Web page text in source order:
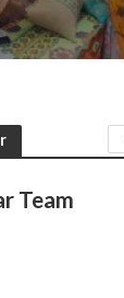
Team